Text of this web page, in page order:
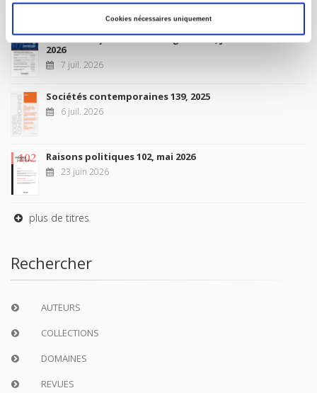
Cookies nécessaires uniquement
10 juil. 2026
Revue française de sociologie 66 3/4, juillet-décembre
2026
7 juil. 2026
Sociétés contemporaines 139, 2025
6 juil. 2026
Raisons politiques 102, mai 2026
23 juin 2026
plus de titres
Rechercher
AUTEURS
COLLECTIONS
DOMAINES
REVUES